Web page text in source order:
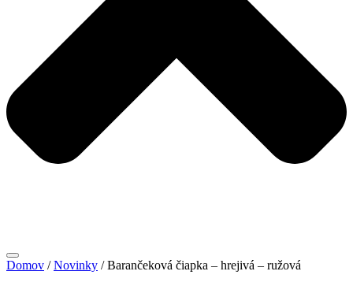
Domov /Novinky / Barančeková čiapka – hrejivá – ružová